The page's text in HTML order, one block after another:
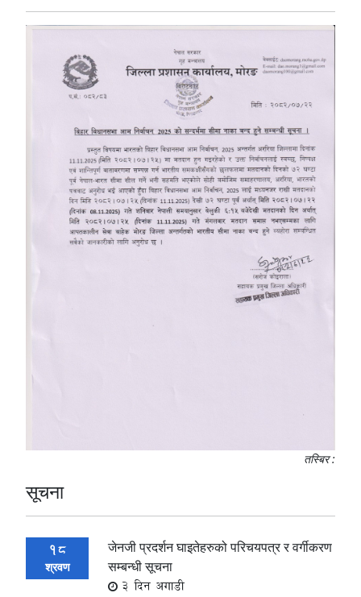
तस्बिर :
सूचना
18
श्रवण
जेनजी प्रदर्शन घाइतेहरुको परिचयपत्र र वर्गीकरण
सम्बन्धी सूचना
3 दिन अगाडी